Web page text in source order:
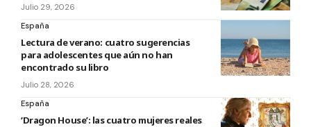
Julio 29, 2026
España
Lectura de verano: cuatro sugerencias
para adolescentes que aún no han
encontrado su libro
Julio 28, 2026
España
‘Dragon House’: las cuatro mujeres reales